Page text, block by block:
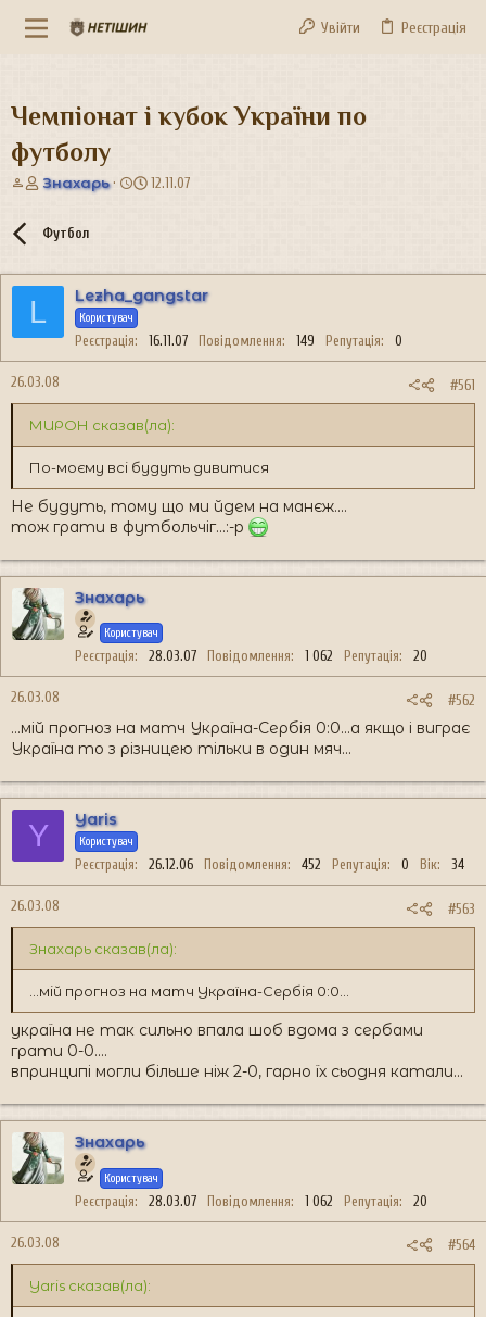
Увійти Реєстрація
Чемпіонат і кубок України по
футболу
А
о
т
м
и
Знахарь
Д
т
в
р
е
12.11.07
Футбол
L Lezha_gangstar
Користувач
Реєстрація 16.11.07 Повідомлення 149 Репутація 0
26.03.08 #561
МИРОН сказав(ла):
По-моєму всі будуть дивитися
Не будуть, тому що ми йдем на манєж....
тож грати в футбольчіг...:-p
Знахарь
Користувач
Реєстрація 28.03.07 Повідомлення 1 062 Репутація 20
26.03.08 #562
...мій прогноз на матч Україна-Сербія 0:0...а якщо і виграє
Україна то з різницею тільки в один мяч...
Y Yaris
Користувач
Реєстрація 26.12.06 Повідомлення 452 Репутація 0 Вік 34
26.03.08 #563
Знахарь сказав(ла):
...мій прогноз на матч Україна-Сербія 0:0...
україна не так сильно впала шоб вдома з сербами
грати 0-0....
впринципі могли більше ніж 2-0, гарно їх сьодня катали...
Знахарь
Користувач
Реєстрація 28.03.07 Повідомлення 1 062 Репутація 20
26.03.08 #564
Yaris сказав(ла):